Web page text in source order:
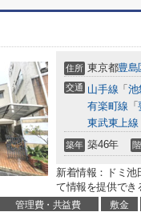
住所 東京都豊島
交通 山手線 「 池
有楽町線 「
東武東上線
築年 築46年
新着情報：ドミ池
て情報を提供でき
管理費・共益費 敷金